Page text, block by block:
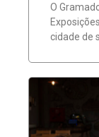
O
cidade de